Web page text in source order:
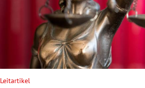
Leitartikel